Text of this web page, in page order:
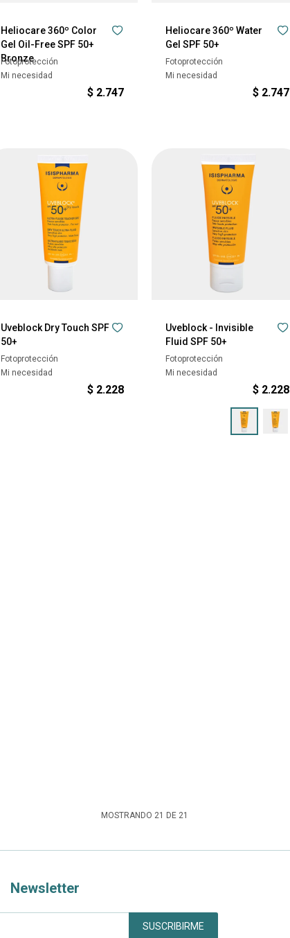
Heliocare 360º Color
Gel Oil-Free SPF 50+
Bronze
Fotoprotección
Mi necesidad
$ 2.747
Heliocare 360º Water
Gel SPF 50+
Fotoprotección
Mi necesidad
$ 2.747
Uveblock Dry Touch SPF
50+
Fotoprotección
Mi necesidad
$ 2.228
Uveblock - Invisible
Fluid SPF 50+
Fotoprotección
Mi necesidad
$ 2.228
MOSTRANDO 21 DE 21
Newsletter
SUSCRIBIRME